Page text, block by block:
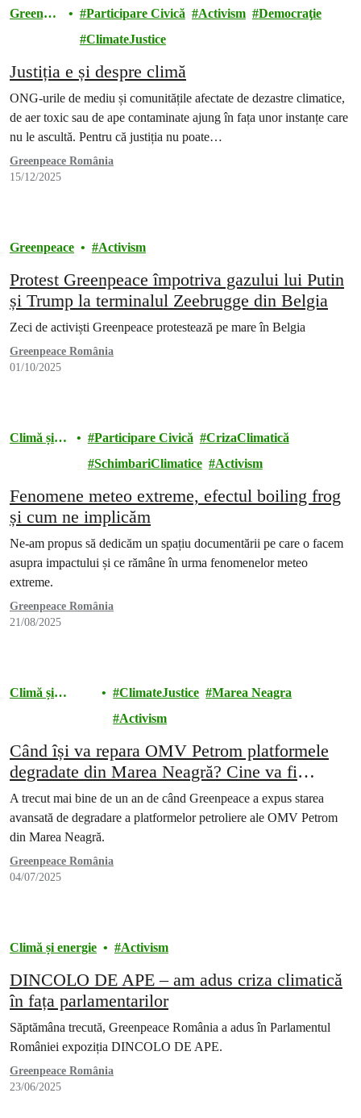
Greenpe
Participare Civică Activism
Democraţie
ClimateJustice
Justiția e și despre climă
ONG-urile de mediu și comunitățile afectate de dezastre climatice,
de aer toxic sau de ape contaminate ajung în fața unor instanțe care
nu le ascultă. Pentru că justiția nu poate…
Greenpeace România
15/12/2025
Greenpeace Activism
Protest Greenpeace împotriva gazului lui Putin
și Trump la terminalul Zeebrugge din Belgia
Zeci de activiști Greenpeace protestează pe mare în Belgia
Greenpeace România
01/10/2025
Climă și
Participare Civică
CrizaClimatică
SchimbariClimatice
Activism
Fenomene meteo extreme, efectul boiling frog
și cum ne implicăm
Ne-am propus să dedicăm un spațiu documentării pe care o facem
asupra impactului și ce rămâne în urma fenomenelor meteo
extreme.
Greenpeace România
21/08/2025
Climă și
ClimateJustice
Marea Neagra
Activism
Când își va repara OMV Petrom platformele
degradate din Marea Neagră? Cine va fi
responsabil pentru un posibil accident?
A trecut mai bine de un an de când Greenpeace a expus starea
avansată de degradare a platformelor petroliere ale OMV Petrom
din Marea Neagră.
Greenpeace România
04/07/2025
Climă și energie Activism
DINCOLO DE APE – am adus criza climatică
în fața parlamentarilor
Săptămâna trecută, Greenpeace România a adus în Parlamentul
României expoziția DINCOLO DE APE.
Greenpeace România
23/06/2025